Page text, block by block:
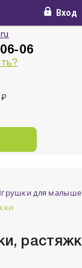
Вход
06
для